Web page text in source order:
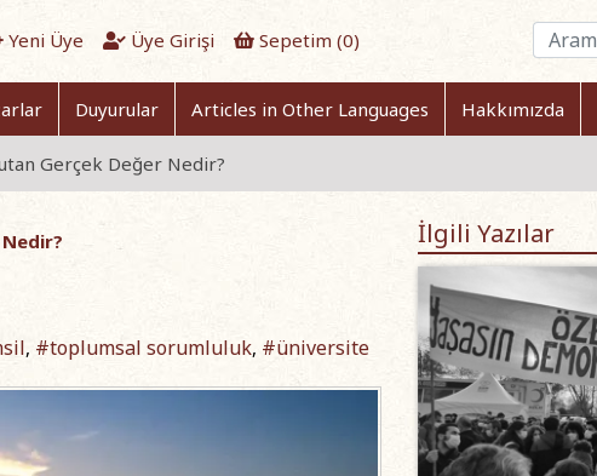
Yeni Üye Üye Girişi Sepetim (0)
Duyurular Articles in Other Languages Hakkımızda
Gerçek Değer Nedir?
, #toplumsal sorumluluk, #üniversite
İlgili Yazılar